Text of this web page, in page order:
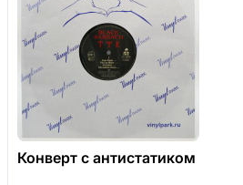
Конверт с антистатиком